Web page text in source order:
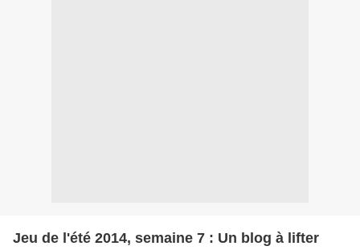
Jeu de l'été 2014, semaine 7 : Un blog à lifter